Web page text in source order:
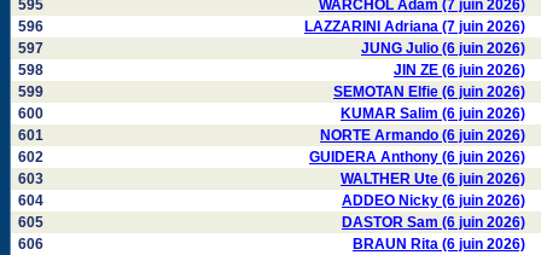
595
WARCHOL Adam (7 juin 2026)
596
LAZZARINI Adriana (7 juin 2026)
597
JUNG Julio (6 juin 2026)
598
JIN ZE (6 juin 2026)
599
SEMOTAN Elfie (6 juin 2026)
600
KUMAR Salim (6 juin 2026)
601
NORTE Armando (6 juin 2026)
602
GUIDERA Anthony (6 juin 2026)
603
WALTHER Ute (6 juin 2026)
604
ADDEO Nicky (6 juin 2026)
605
DASTOR Sam (6 juin 2026)
606
BRAUN Rita (6 juin 2026)